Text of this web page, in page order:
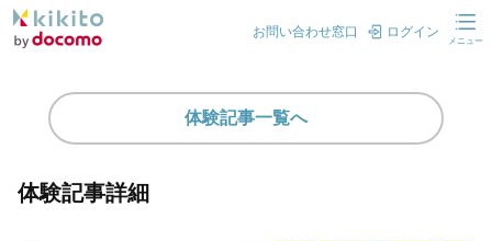
お問い合わせ窓口 ログイン
メニュー
体験記事一覧へ
体験記事詳細